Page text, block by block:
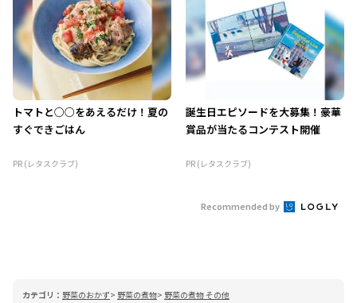
トマトと○○をあえるだけ！夏の
すぐできごはん
PR (レタスクラブ)
誕生日エピソードを大募集！豪華
賞品が当たるコンテスト開催
PR (レタスクラブ)
Recommended by
カテゴリ： 野菜のおかず 野菜の煮物
野菜の煮物 その他